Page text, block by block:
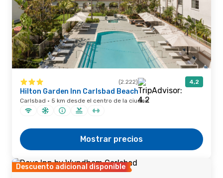
(2.222) 4,2
Hilton Garden Inn Carlsbad Beach
Carlsbad · 5 km desde el centro de la ciudad
Mostrar precios
Descuento adicional disponible